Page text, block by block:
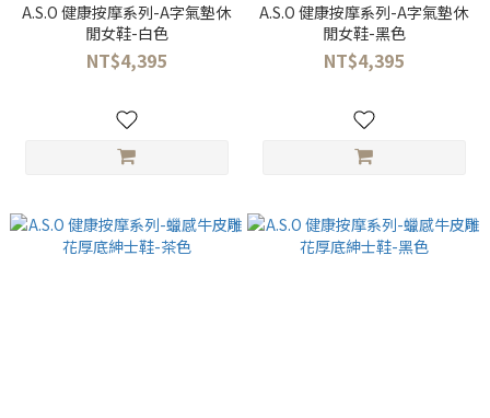
A.S.O 健康按摩系列-A字氣墊休
閒女鞋-白色
NT$4,395
A.S.O 健康按摩系列-A字氣墊休
閒女鞋-黑色
NT$4,395